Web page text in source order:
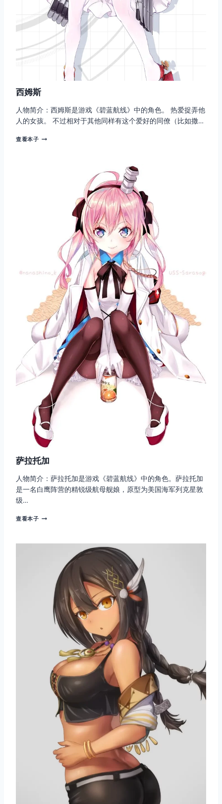
西姆斯
人物简介：西姆斯是游戏《碧蓝航线》中的角色。 热爱捉弄他
人的女孩。 不过相对于其他同样有这个爱好的同僚（比如撒…
查看本子西
萨拉托加
人物简介：萨拉托加是游戏《碧蓝航线》中的角色。萨拉托加
是一名白鹰阵营的精锐级航母舰娘，原型为美国海军列克星敦
级…
查看本子萨
加